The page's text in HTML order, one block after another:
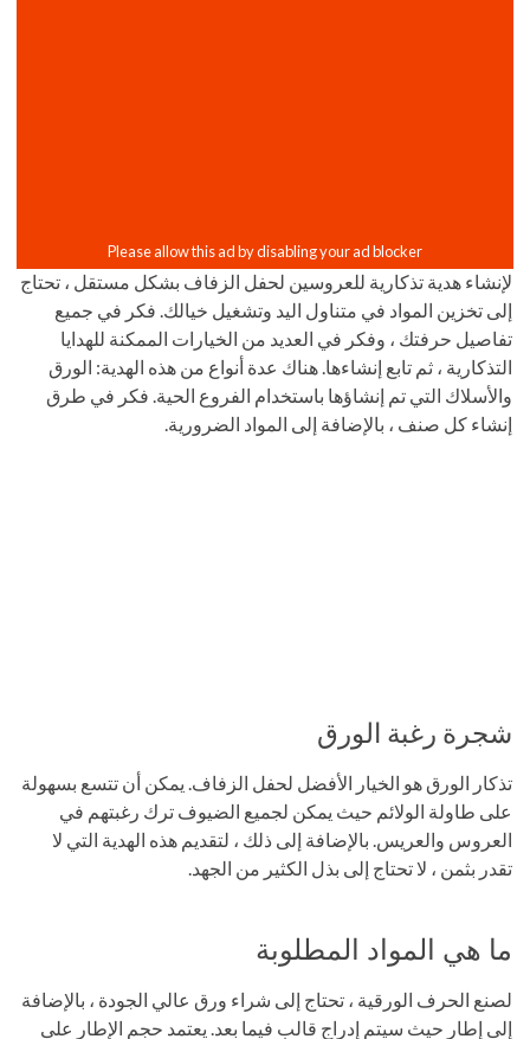
لإنشاء هدية تذكارية للعروسين لحفل الزفاف بشكل مستقل ، تحتاج
إلى تخزين المواد في متناول اليد وتشغيل خيالك. فكر في جميع
تفاصيل حرفتك ، وفكر في العديد من الخيارات الممكنة للهدايا
التذكارية ، ثم تابع إنشاءها. هناك عدة أنواع من هذه الهدية: الورق
والأسلاك التي تم إنشاؤها باستخدام الفروع الحية. فكر في طرق
إنشاء كل صنف ، بالإضافة إلى المواد الضرورية.
شجرة رغبة الورق
تذكار الورق هو الخيار الأفضل لحفل الزفاف. يمكن أن تتسع بسهولة
على طاولة الولائم حيث يمكن لجميع الضيوف ترك رغبتهم في
العروس والعريس. بالإضافة إلى ذلك ، لتقديم هذه الهدية التي لا
تقدر بثمن ، لا تحتاج إلى بذل الكثير من الجهد.
ما هي المواد المطلوبة
لصنع الحرف الورقية ، تحتاج إلى شراء ورق عالي الجودة ، بالإضافة
إلى إطار حيث سيتم إدراج قالب فيما بعد. يعتمد حجم الإطار على